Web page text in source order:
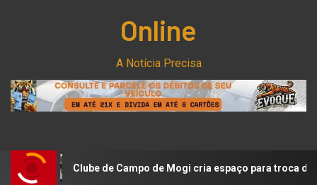
Online
A Notícia Precisa
Clube de Campo de Mogi cria espaço para troca de figurinhas da